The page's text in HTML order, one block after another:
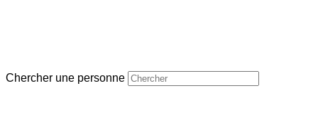
Chercher une personne